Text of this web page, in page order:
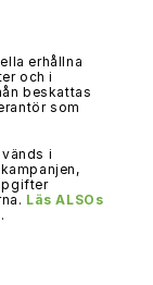
erhållna
och i
beskattas
som
i
Läs ALSOs
.